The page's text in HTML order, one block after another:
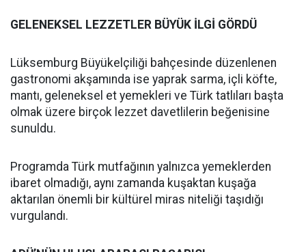
GELENEKSEL LEZZETLER BÜYÜK İLGİ GÖRDÜ
Lüksemburg Büyükelçiliği bahçesinde düzenlenen
gastronomi akşamında ise yaprak sarma, içli köfte,
mantı, geleneksel et yemekleri ve Türk tatlıları başta
olmak üzere birçok lezzet davetlilerin beğenisine
sunuldu.
Programda Türk mutfağının yalnızca yemeklerden
ibaret olmadığı, aynı zamanda kuşaktan kuşağa
aktarılan önemli bir kültürel miras niteliği taşıdığı
vurgulandı.